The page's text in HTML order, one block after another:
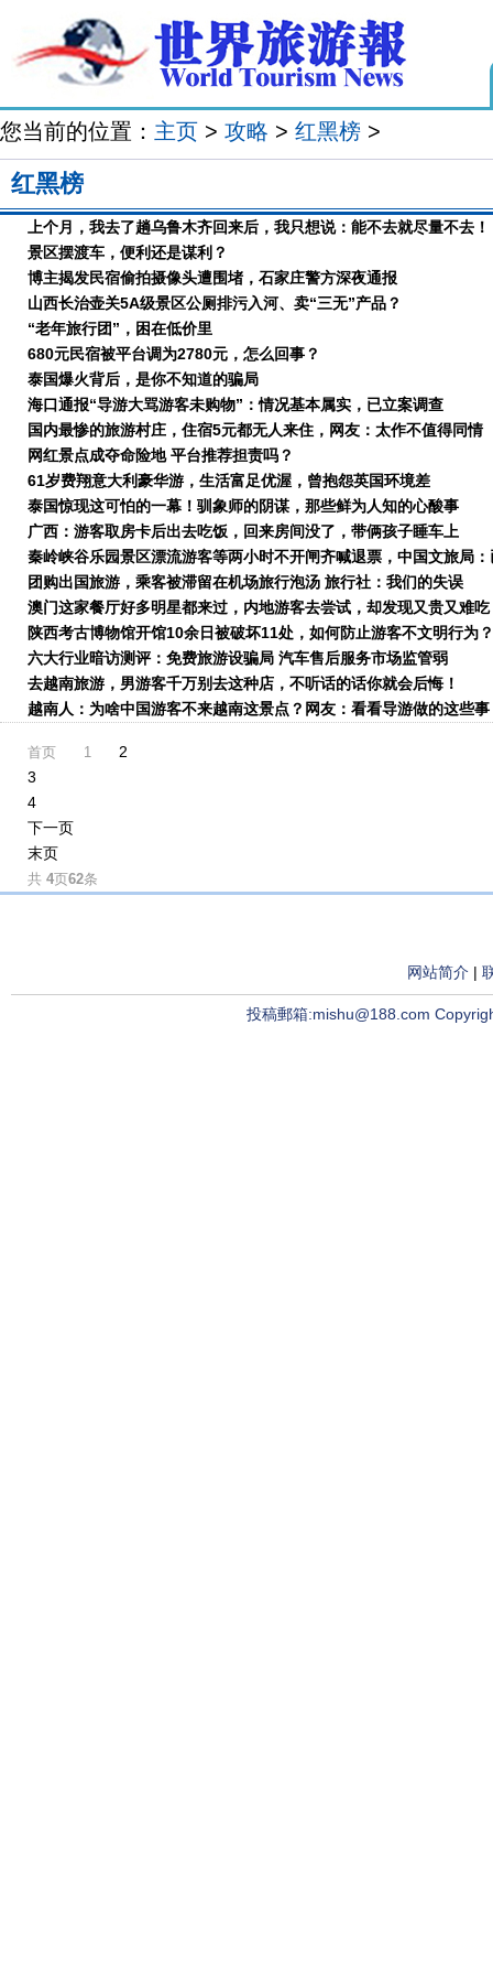
您当前的位置： 主页 > 攻略 > 红黑榜 >
红黑榜
上个月，我去了趟乌鲁木齐回来后，我只想说：能不去就尽量不去！
景区摆渡车，便利还是谋利？
博主揭发民宿偷拍摄像头遭围堵，石家庄警方深夜通报
山西长治壶关5A级景区公厕排污入河、卖“三无”产品？
“老年旅行团”，困在低价里
680元民宿被平台调为2780元，怎么回事？
泰国爆火背后，是你不知道的骗局
海口通报“导游大骂游客未购物”：情况基本属实，已立案调查
国内最惨的旅游村庄，住宿5元都无人来住，网友：太作不值得同情
网红景点成夺命险地 平台推荐担责吗？
61岁费翔意大利豪华游，生活富足优渥，曾抱怨英国环境差
泰国惊现这可怕的一幕！驯象师的阴谋，那些鲜为人知的心酸事
广西：游客取房卡后出去吃饭，回来房间没了，带俩孩子睡车上
秦岭峡谷乐园景区漂流游客等两小时不开闸齐喊退票，中国文旅局：
令整改
团购出国旅游，乘客被滞留在机场旅行泡汤 旅行社：我们的失误
澳门这家餐厅好多明星都来过，内地游客去尝试，却发现又贵又难吃
陕西考古博物馆开馆10余日被破坏11处，如何防止游客不文明行为？
六大行业暗访测评：免费旅游设骗局 汽车售后服务市场监管弱
去越南旅游，男游客千万别去这种店，不听话的话你就会后悔！
越南人：为啥中国游客不来越南这景点？网友：看看导游做的这些事
首页 1
2
3
4
下一页
末页
共 4页62条
网站简介 |
投稿郵箱:mishu@188.com